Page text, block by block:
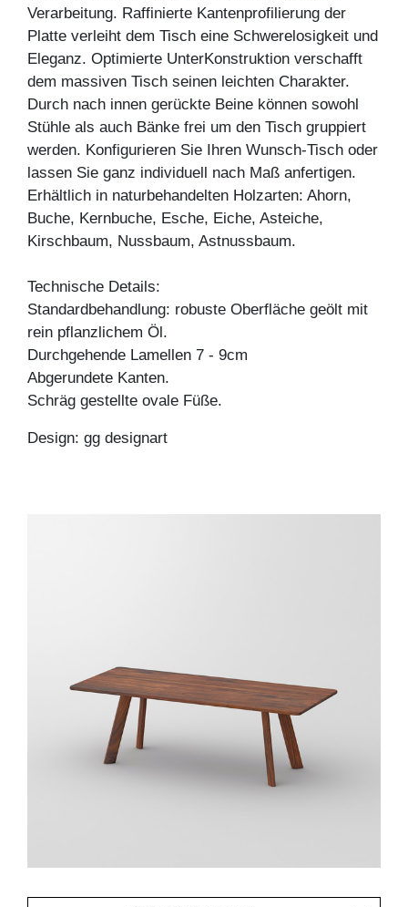
Verarbeitung. Raffinierte Kantenprofilierung der
Platte verleiht dem Tisch eine Schwerelosigkeit und
Eleganz. Optimierte UnterKonstruktion verschafft
dem massiven Tisch seinen leichten Charakter.
Durch nach innen gerückte Beine können sowohl
Stühle als auch Bänke frei um den Tisch gruppiert
werden. Konfigurieren Sie Ihren Wunsch-Tisch oder
lassen Sie ganz individuell nach Maß anfertigen.
Erhältlich in naturbehandelten Holzarten: Ahorn,
Buche, Kernbuche, Esche, Eiche, Asteiche,
Kirschbaum, Nussbaum, Astnussbaum.
Technische Details:
Standardbehandlung: robuste Oberfläche geölt mit
rein pflanzlichem Öl.
Durchgehende Lamellen 7 - 9cm
Abgerundete Kanten.
Schräg gestellte ovale Füße.
Design: gg designart